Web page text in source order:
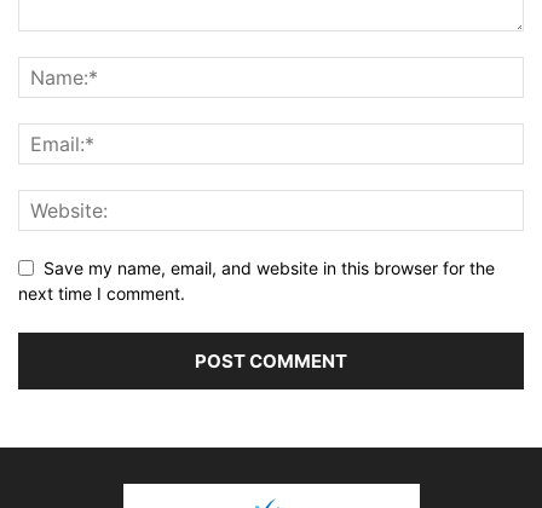
Save my name, email, and website in this browser for the
next time I comment.